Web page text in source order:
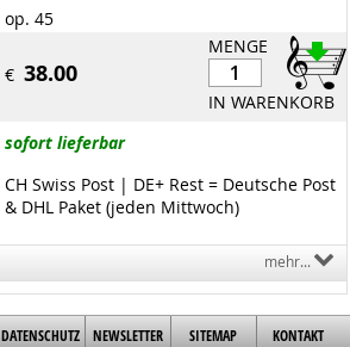
op. 45
MENGE
IN WARENKORB
€38.00
sofort lieferbar
CH Swiss Post | DE+ Rest = Deutsche Post
& DHL Paket (jeden Mittwoch)
mehr...
DATENSCHUTZ NEWSLETTER SITEMAP KONTAKT